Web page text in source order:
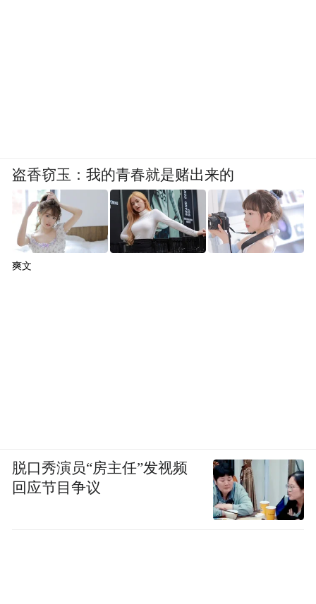
盗香窃玉：我的青春就是赌出来的
爽文
脱口秀演员“房主任”发视频
回应节目争议